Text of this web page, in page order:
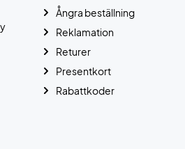
Ångra beställning
Reklamation
Returer
Presentkort
Rabattkoder